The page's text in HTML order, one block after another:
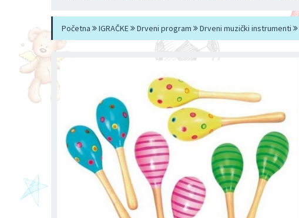
Početna IGRAČKE Drveni program Drveni muzički instrumenti